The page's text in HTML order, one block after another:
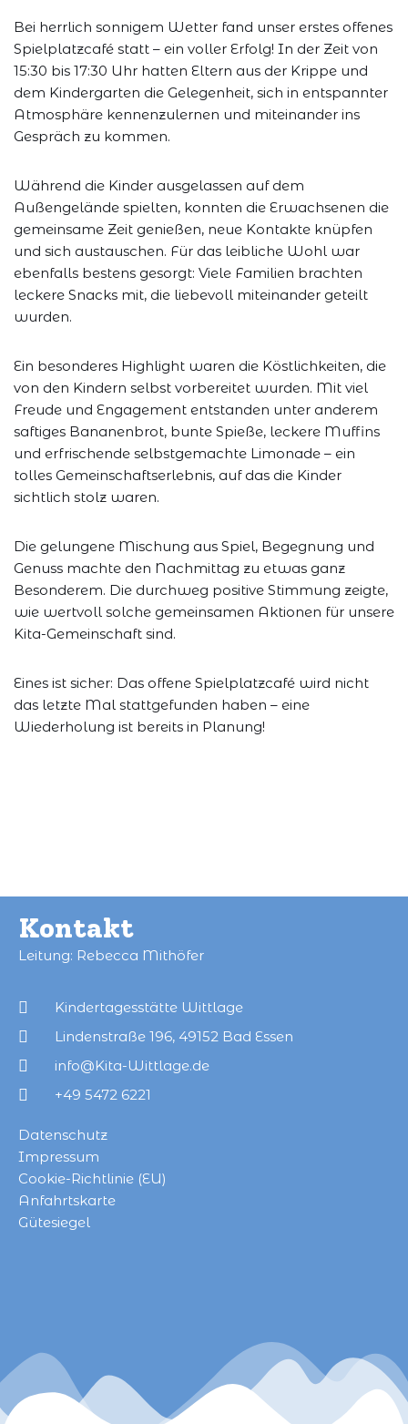
Bei herrlich sonnigem Wetter fand unser erstes offenes
Spielplatzcafé statt – ein voller Erfolg! In der Zeit von
15:30 bis 17:30 Uhr hatten Eltern aus der Krippe und
dem Kindergarten die Gelegenheit, sich in entspannter
Atmosphäre kennenzulernen und miteinander ins
Gespräch zu kommen.
Während die Kinder ausgelassen auf dem
Außengelände spielten, konnten die Erwachsenen die
gemeinsame Zeit genießen, neue Kontakte knüpfen
und sich austauschen. Für das leibliche Wohl war
ebenfalls bestens gesorgt: Viele Familien brachten
leckere Snacks mit, die liebevoll miteinander geteilt
wurden.
Ein besonderes Highlight waren die Köstlichkeiten, die
von den Kindern selbst vorbereitet wurden. Mit viel
Freude und Engagement entstanden unter anderem
saftiges Bananenbrot, bunte Spieße, leckere Muffins
und erfrischende selbstgemachte Limonade – ein
tolles Gemeinschaftserlebnis, auf das die Kinder
sichtlich stolz waren.
Die gelungene Mischung aus Spiel, Begegnung und
Genuss machte den Nachmittag zu etwas ganz
Besonderem. Die durchweg positive Stimmung zeigte,
wie wertvoll solche gemeinsamen Aktionen für unsere
Kita-Gemeinschaft sind.
Eines ist sicher: Das offene Spielplatzcafé wird nicht
das letzte Mal stattgefunden haben – eine
Wiederholung ist bereits in Planung!
Datenschutz
Impressum
Cookie-Richtlinie (EU)
Anfahrtskarte
Gütesiegel
Kontakt
Leitung: Rebecca Mithöfer
Kindertagesstätte Wittlage
Lindenstraße 196, 49152 Bad Essen
info@Kita-Wittlage.de
+49 5472 6221